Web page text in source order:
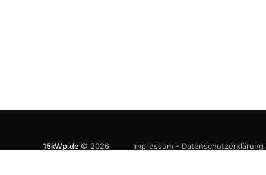
15kWp.de © 2026 Impressum - Datenschutzerklärung